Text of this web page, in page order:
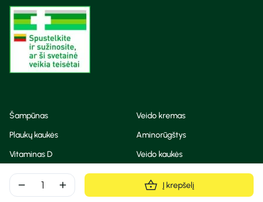
remove add Į krepšelį
Šampūnas
Veido kremas
Plaukų kaukės
Aminorūgštys
Vitaminas D
Veido kaukės
Korėjietiška kosmetika
Eteriniai aliejai
Dezodorantas
BB ir CC kremas